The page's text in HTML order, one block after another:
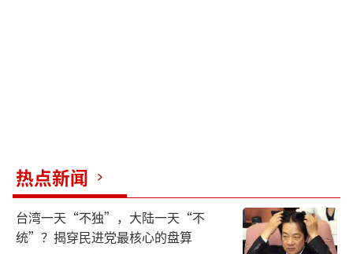
热点新闻
台湾一天“不独”，大陆一天“不
统”？揭穿民进党最核心的盘算